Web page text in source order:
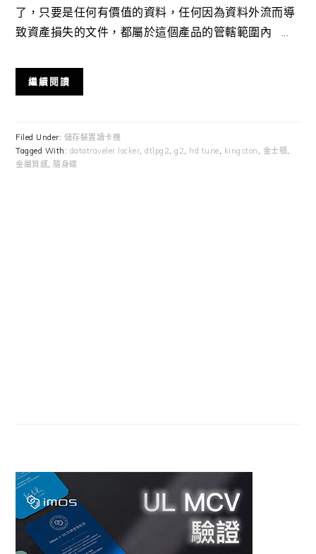
了，只要是任何有價值的資料，任何因為資料外流而導
致資產損失的文件，都屬於這個產品的管轄範圍內 ...
繼續閱讀
Filed Under: 儲存裝置讀卡機
Tagged With: datatraveler locker ,dtlpg2 ,g2 hd tune kingston 金士頓
金屬質感
隨身碟